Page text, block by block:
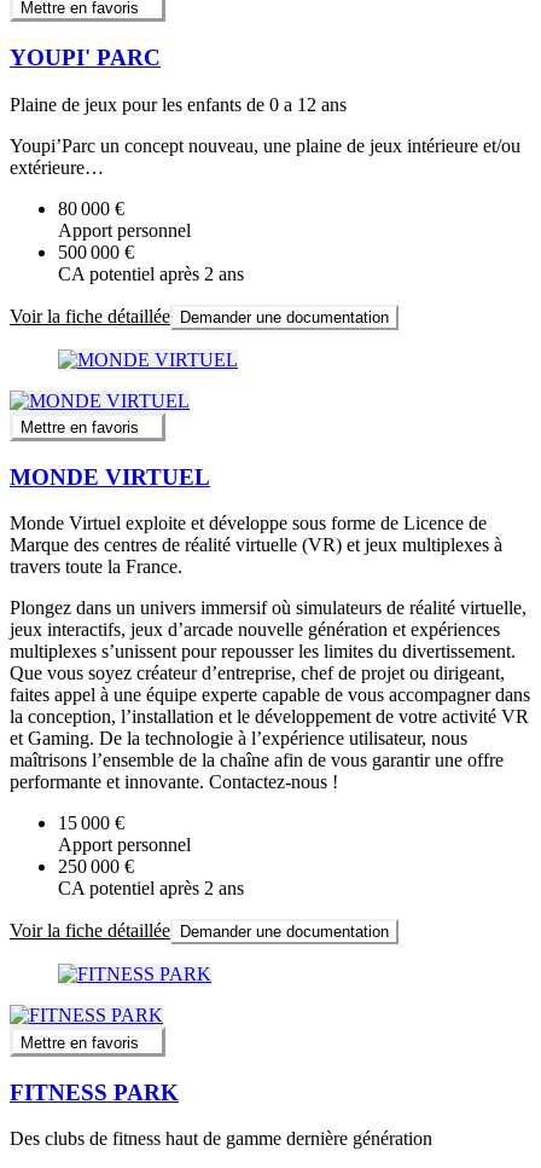
Mettre en favoris
YOUPI' PARC
Plaine de jeux pour les enfants de 0 a 12 ans
Youpi’Parc un concept nouveau, une plaine de jeux intérieure et/ou
extérieure…
80 000 €
Apport personnel
500 000 €
CA potentiel après 2 ans
Voir la fiche détaillée Demander une documentation
Mettre en favoris
MONDE VIRTUEL
Monde Virtuel exploite et développe sous forme de Licence de
Marque des centres de réalité virtuelle (VR) et jeux multiplexes à
travers toute la France.
Plongez dans un univers immersif où simulateurs de réalité virtuelle,
jeux interactifs, jeux d’arcade nouvelle génération et expériences
multiplexes s’unissent pour repousser les limites du divertissement.
Que vous soyez créateur d’entreprise, chef de projet ou dirigeant,
faites appel à une équipe experte capable de vous accompagner dans
la conception, l’installation et le développement de votre activité VR
et Gaming. De la technologie à l’expérience utilisateur, nous
maîtrisons l’ensemble de la chaîne afin de vous garantir une offre
performante et innovante. Contactez-nous !
15 000 €
Apport personnel
250 000 €
CA potentiel après 2 ans
Voir la fiche détaillée Demander une documentation
Mettre en favoris
FITNESS PARK
Des clubs de fitness haut de gamme dernière génération